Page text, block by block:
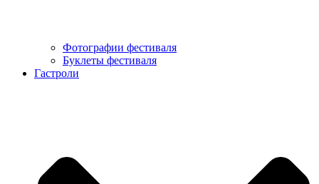
Фотографии фестиваля
Буклеты фестиваля
Гастроли